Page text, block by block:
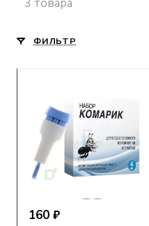
3 товара
ФИЛЬТР
160 ₽